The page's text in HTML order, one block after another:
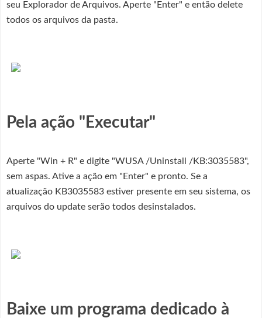
seu Explorador de Arquivos. Aperte "Enter" e então delete
todos os arquivos da pasta.
Pela ação "Executar"
Aperte "Win + R" e digite "WUSA /Uninstall /KB:3035583",
sem aspas. Ative a ação em "Enter" e pronto. Se a
atualização KB3035583 estiver presente em seu sistema, os
arquivos do update serão todos desinstalados.
Baixe um programa dedicado à